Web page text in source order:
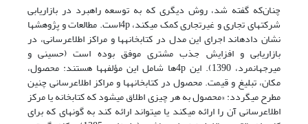
چنان‌که گفته شد، روش دیگری که به توسعه راهبرد در بازاریابی
شرکت‏های تجاری و غیرتجاری کمک می‏کند، 4pاست. مطالعات و پژوهش‏ها
نشان داد‏ه‏اند اجرای این مدل در کتابخانه‏ها و مراکز اطلاع‏رسانی، در
بازاریابی و افزایش جذب مشتری موفق بوده است (حسینی و
میرجهان‏مرد، 1390). این 4p‏ها شامل این مؤلفه‏ها هستند: محصول،
مکان، تبلیغ و قیمت. محصول در کتابخانه‏ها و مراکز اطلاع‏رسانی چنین
مطرح می‏گردد: «محصول به هر چیزی اطلاق می‏شود که کتابخانه یا مرکز
اطلاع‏رسانی آن را ارائه می‏کند یا می‏تواند ارائه کند به گونه‏ای که برای